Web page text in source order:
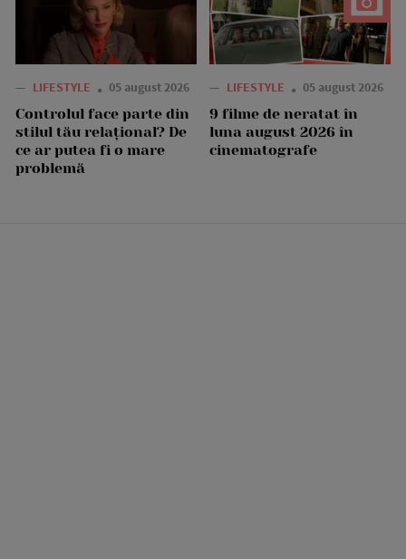
— LIFESTYLE 05 august 2026
Controlul face parte din
stilul tău relațional? De
ce ar putea fi o mare
problemă
— LIFESTYLE 05 august 2026
9 filme de neratat în
luna august 2026 în
cinematografe